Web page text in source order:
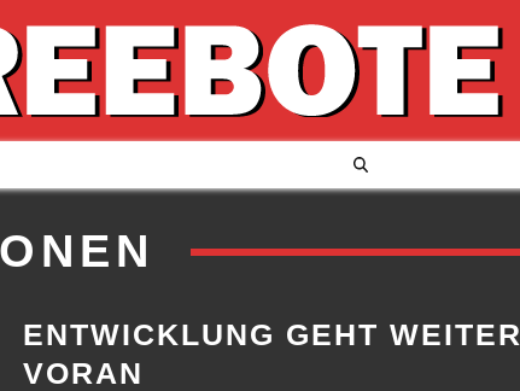
ENTWICKLUNG GEHT WEITER
VORAN